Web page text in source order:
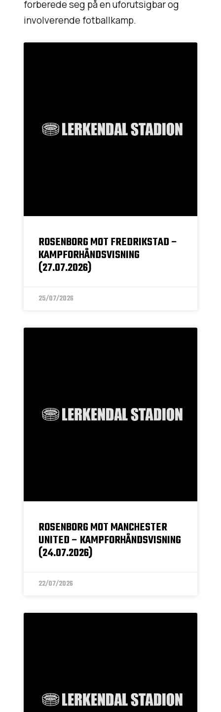
forberede seg på en uforutsigbar og
involverende fotballkamp.
ROSENBORG MOT FREDRIKSTAD –
KAMPFORHÅNDSVISNING
(27.07.2026)
25/07/2026
ROSENBORG MOT MANCHESTER
UNITED – KAMPFORHÅNDSVISNING
(24.07.2026)
22/07/2026